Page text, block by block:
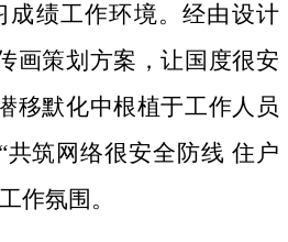
成绩工作环境。经由设计
画策划方案，让国度很安
移默化中根植于工作人员
筑网络很安全防线 住户
作氛围。